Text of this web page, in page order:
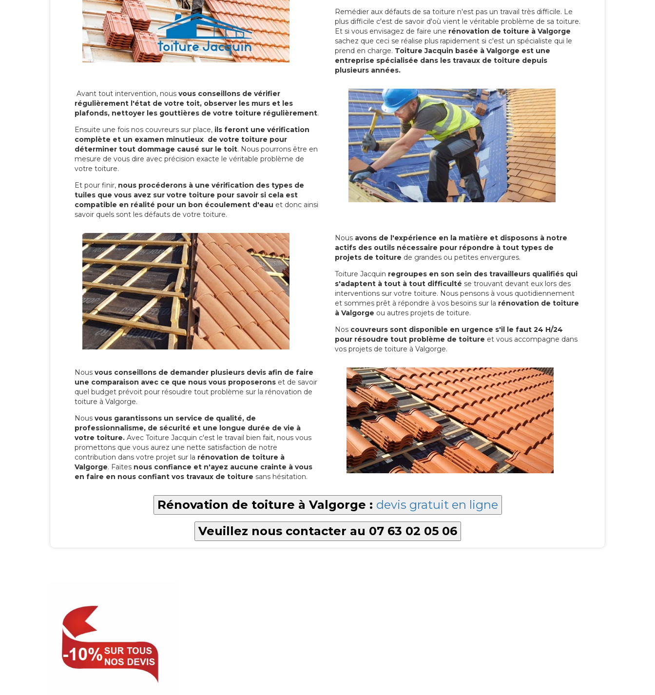
Remédier aux défauts de sa toiture n'est pas un travail très difficile. Le
plus difficile c'est de savoir d'où vient le véritable problème de sa toiture.
Et si vous envisagez de faire une rénovation de toiture à Valgorge
sachez que ceci se réalise plus rapidement si c'est un spécialiste qui le
prend en charge. Toiture Jacquin basée à Valgorge est une
entreprise spécialisée dans les travaux de toiture depuis
plusieurs années.
Avant tout intervention, nous vous conseillons de vérifier
régulièrement l'état de votre toit, observer les murs et les
plafonds, nettoyer les gouttières de votre toiture régulièrement.
Ensuite une fois nos couvreurs sur place, ils feront une vérification
complète et un examen minutieux de votre toiture pour
déterminer tout dommage causé sur le toit. Nous pourrons être en
mesure de vous dire avec précision exacte le véritable problème de
votre toiture.
Et pour finir, nous procéderons à une vérification des types de
tuiles que vous avez sur votre toiture pour savoir si cela est
compatible en réalité pour un bon écoulement d'eau et donc ainsi
savoir quels sont les défauts de votre toiture.
Nous avons de l'expérience en la matière et disposons à notre
actifs des outils nécessaire pour répondre à tout types de
projets de toiture de grandes ou petites envergures.
Toiture Jacquin regroupes en son sein des travailleurs qualifiés qui
s'adaptent à tout à tout difficulté se trouvant devant eux lors des
interventions sur votre toiture. Nous pensons à vous quotidiennement
et sommes prêt à répondre à vos besoins sur la rénovation de toiture
à Valgorge ou autres projets de toiture.
Nos couvreurs sont disponible en urgence s'il le faut 24 H/24
pour résoudre tout problème de toiture et vous accompagne dans
vos projets de toiture à Valgorge.
Nous vous conseillons de demander plusieurs devis afin de faire
une comparaison avec ce que nous vous proposerons et de savoir
quel budget prévoit pour résoudre tout problème sur la rénovation de
toiture à Valgorge.
Nous vous garantissons un service de qualité, de
professionnalisme, de sécurité et une longue durée de vie à
votre toiture. Avec Toiture Jacquin c'est le travail bien fait, nous vous
promettons que vous aurez une nette satisfaction de notre
contribution dans votre projet sur la rénovation de toiture à
Valgorge. Faites nous confiance et n'ayez aucune crainte à vous
en faire en nous confiant vos travaux de toiture sans hésitation.
Rénovation de toiture à Valgorge : devis gratuit en ligne
Veuillez nous contacter au 07 63 02 05 06